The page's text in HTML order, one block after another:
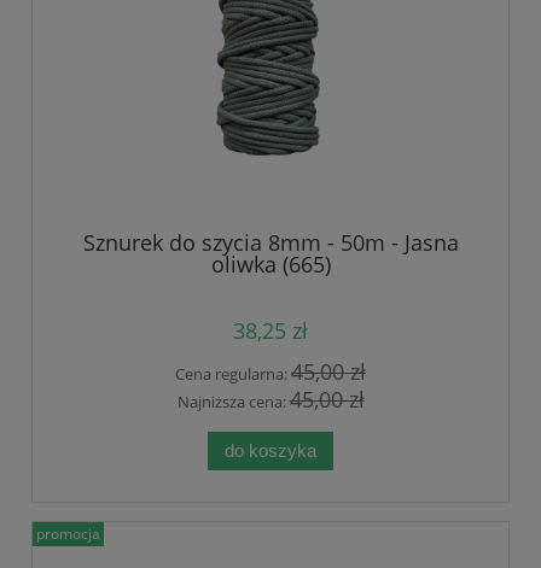
Sznurek do szycia 8mm - 50m - Jasna
oliwka (665)
38,25 zł
Cena regularna:45,00 zł
Najniższa cena:45,00 zł
do koszyka
promocja